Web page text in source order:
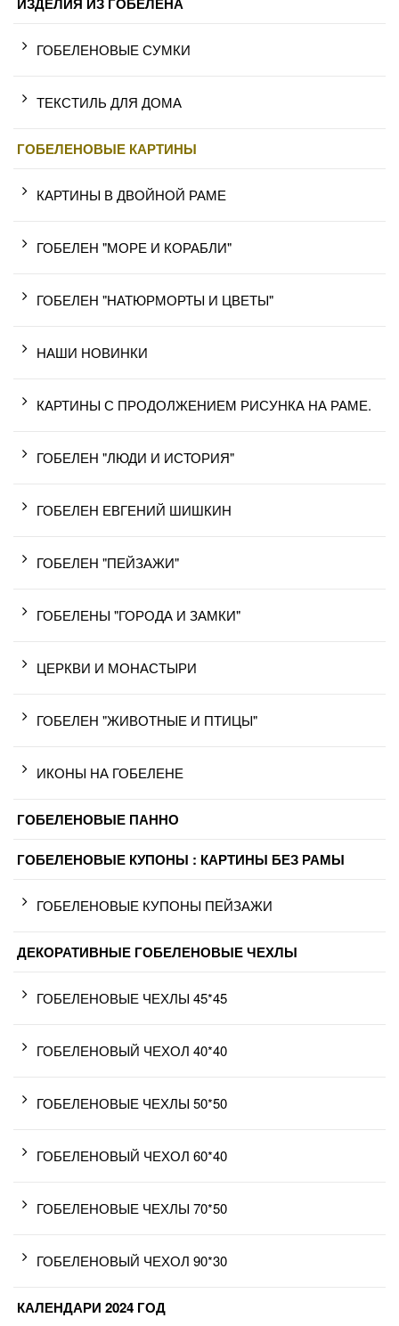
ГОБЕЛЕНОВЫЕ СУМКИ
ТЕКСТИЛЬ ДЛЯ ДОМА
ГОБЕЛЕНОВЫЕ КАРТИНЫ
КАРТИНЫ В ДВОЙНОЙ РАМЕ
ГОБЕЛЕН "МОРЕ И КОРАБЛИ"
ГОБЕЛЕН "НАТЮРМОРТЫ И ЦВЕТЫ"
НАШИ НОВИНКИ
КАРТИНЫ С ПРОДОЛЖЕНИЕМ РИСУНКА НА РАМЕ.
ГОБЕЛЕН "ЛЮДИ И ИСТОРИЯ"
ГОБЕЛЕН ЕВГЕНИЙ ШИШКИН
ГОБЕЛЕН "ПЕЙЗАЖИ"
ГОБЕЛЕНЫ "ГОРОДА И ЗАМКИ"
ЦЕРКВИ И МОНАСТЫРИ
ГОБЕЛЕН "ЖИВОТНЫЕ И ПТИЦЫ"
ИКОНЫ НА ГОБЕЛЕНЕ
ГОБЕЛЕНОВЫЕ ПАННО
ГОБЕЛЕНОВЫЕ КУПОНЫ : КАРТИНЫ БЕЗ РАМЫ
ГОБЕЛЕНОВЫЕ КУПОНЫ ПЕЙЗАЖИ
ДЕКОРАТИВНЫЕ ГОБЕЛЕНОВЫЕ ЧЕХЛЫ
ГОБЕЛЕНОВЫЕ ЧЕХЛЫ 45*45
ГОБЕЛЕНОВЫЙ ЧЕХОЛ 40*40
ГОБЕЛЕНОВЫЕ ЧЕХЛЫ 50*50
ГОБЕЛЕНОВЫЙ ЧЕХОЛ 60*40
ГОБЕЛЕНОВЫЕ ЧЕХЛЫ 70*50
ГОБЕЛЕНОВЫЙ ЧЕХОЛ 90*30
КАЛЕНДАРИ 2024 ГОД